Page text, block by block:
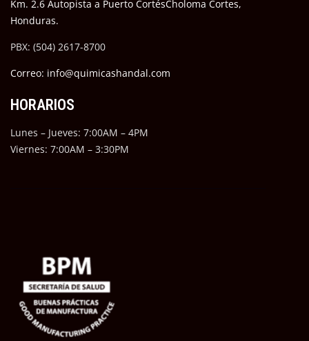
Km. 2.6 Autopista a Puerto CortésCholoma Cortes,
Honduras.
PBX: (504) 2617-8700
Correo: info@quimicashandal.com
HORARIOS
Lunes – Jueves: 7:00AM – 4PM
Viernes: 7:00AM – 3:30PM